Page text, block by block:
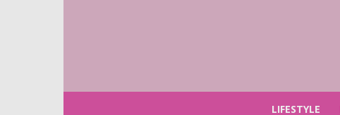
LIFESTYLE